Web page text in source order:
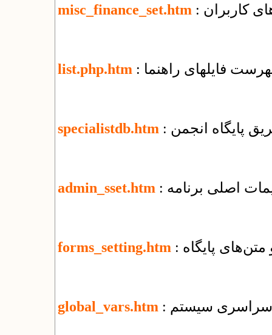
misc_finance_set.htm کاربران
list.php.htm فایل​های راهنما
specialistdb.htm پایگاه انجمن
admin_sset.htm اصلی برنامه
forms_setting.htm متن‌های پایگاه
global_vars.htm سراسری سیستم